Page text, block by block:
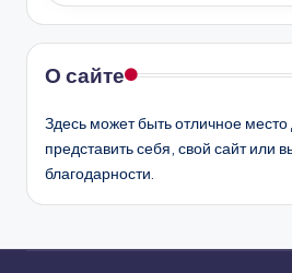
О сайте
Здесь может быть отличное место
представить себя, свой сайт или
благодарности.